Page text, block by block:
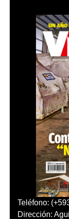
Teléfono:
Dirección: